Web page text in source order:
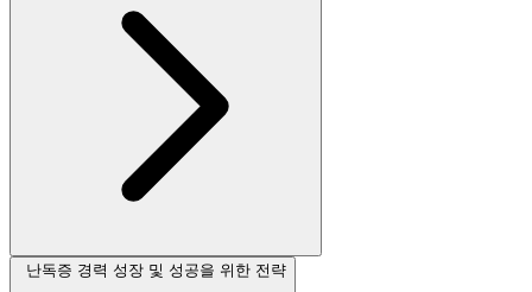
난독증 경력 성장 및 성공을 위한 전략